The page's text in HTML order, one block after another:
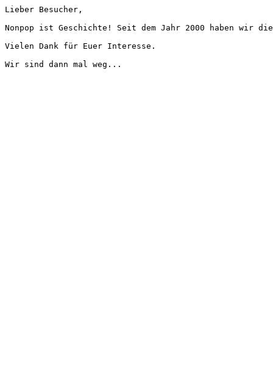
Lieber Besucher,
Nonpop ist Geschichte! Seit dem Jahr 2000 haben wir
Vielen Dank für Euer Interesse.
Wir sind dann mal weg...